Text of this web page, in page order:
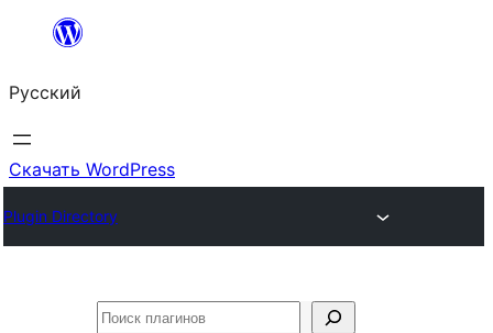
Перейти
содержимому
Русский
Скачать WordPress
Plugin Directory
Поиск